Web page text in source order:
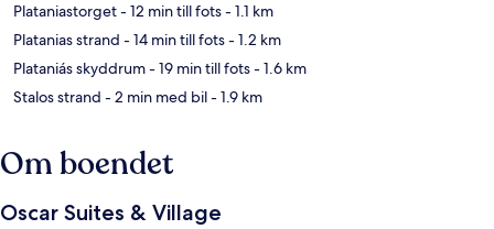
Plataniastorget- 12 min till fots- 1.1 km
Platanias strand - 14 min till fots- 1.2 km
Plataniás skyddrum- 19 min till fots- 1.6 km
Stalos strand - 2 min med bil- 1.9 km
Om boendet
Oscar Suites & Village